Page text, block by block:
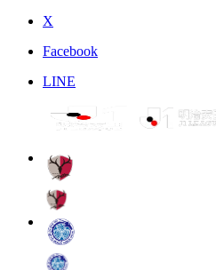
X
Facebook
LINE